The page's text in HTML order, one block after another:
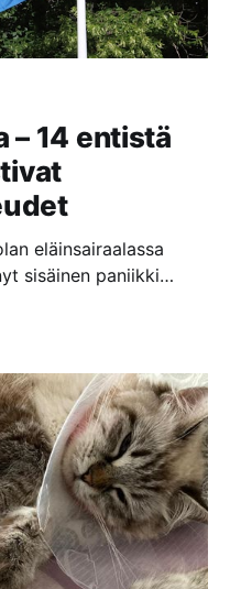
– 14 entistä
eläinsairaalassa
sisäinen paniikki
väittävät, että
maksimointiin
laatuun. Eläimet
ja että